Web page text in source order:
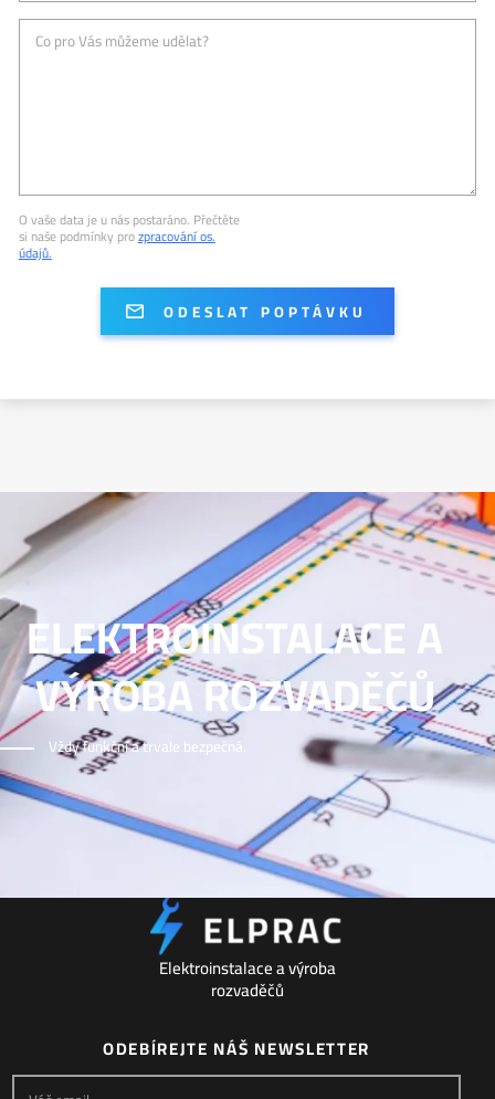
Co pro Vás můžeme udělat?
O vaše data je u nás postaráno. Přečtěte
si naše podmínky prozpracování os.
údajů.
ELEKTROINSTALACE A
VÝROBA ROZVADĚČŮ
Vždy funkční a trvale bezpečná.
Elektroinstalace a výroba
rozvaděčů
ODEBÍREJTE NÁŠ NEWSLETTER